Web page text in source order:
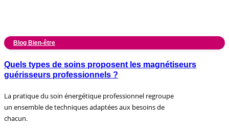
Blog Bien-être
Quels types de soins proposent les magnétiseurs
guérisseurs professionnels ?
La pratique du soin énergétique professionnel regroupe
un ensemble de techniques adaptées aux besoins de
chacun.